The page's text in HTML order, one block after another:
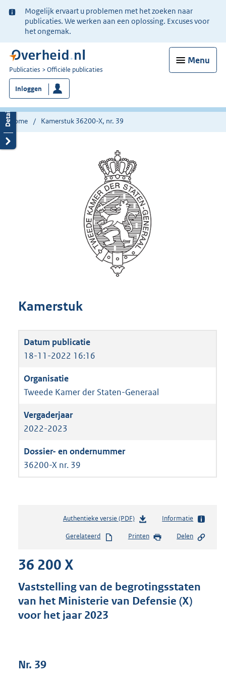
Ter
informatie:
Mogelijk ervaart u problemen met het zoeken naar
publicaties. We werken aan een oplossing. Excuses voor
het ongemak.
Menu
U
bent
nu
hier:
Publicaties Officiële publicaties
Inloggen
Home Kamerstuk 36200-X, nr. 39
Kamerstuk
18-11-2022 16:16
Tweede Kamer der Staten-Generaal
2022-2023
36200-X nr. 39
Authentieke versie (PDF)b
s
s
g
Informatie
Gerelateerd Printen Delen
36 200 X
Vaststelling van de begrotingsstaten
van het Ministerie van Defensie (X)
voor het jaar 2023
Nr. 39